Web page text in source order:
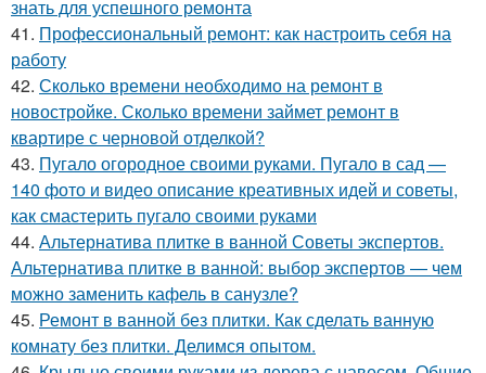
знать для успешного ремонта
41. Профессиональный ремонт: как настроить себя на
работу
42. Сколько времени необходимо на ремонт в
новостройке. Сколько времени займет ремонт в
квартире с черновой отделкой?
43. Пугало огородное своими руками. Пугало в сад —
140 фото и видео описание креативных идей и советы,
как смастерить пугало своими руками
44. Альтернатива плитке в ванной Советы экспертов.
Альтернатива плитке в ванной: выбор экспертов — чем
можно заменить кафель в санузле?
45. Ремонт в ванной без плитки. Как сделать ванную
комнату без плитки. Делимся опытом.